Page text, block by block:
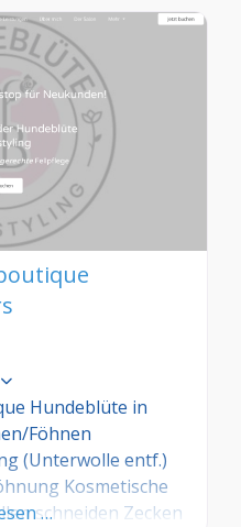
dann teilen Sie uns
Kommentarfunktion
Hundeblüte in
Föhnen
(Unterwolle entf.)
Kosmetische
schneiden Zecken
…